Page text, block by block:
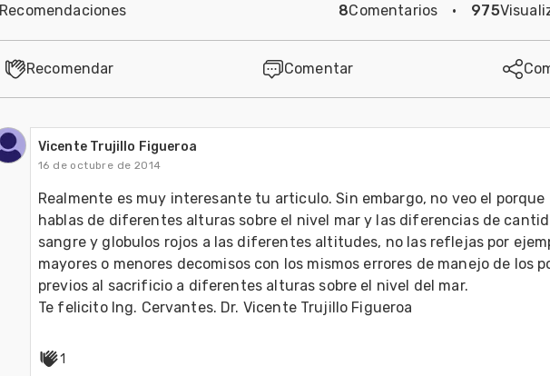
Recomendaciones 8Comentarios · 975
Recomendar Comentar
Vicente Trujillo Figueroa
16 de octubre de 2014
Realmente es muy interesante tu articulo. Sin embargo, no veo el porque
hablas de diferentes alturas sobre el nivel mar y las diferencias de
sangre y globulos rojos a las diferentes altitudes, no las reflejas por
mayores o menores decomisos con los mismos errores de manejo de los
previos al sacrificio a diferentes alturas sobre el nivel del mar.
Te felicito Ing. Cervantes. Dr. Vicente Trujillo Figueroa
1